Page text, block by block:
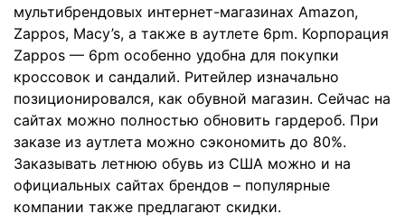
мультибрендовых интернет-магазинах Amazon,
Zappos, Macy’s, а также в аутлете 6pm. Корпорация
Zappos — 6pm особенно удобна для покупки
кроссовок и сандалий. Ритейлер изначально
позиционировался, как обувной магазин. Сейчас на
сайтах можно полностью обновить гардероб. При
заказе из аутлета можно сэкономить до 80%.
Заказывать летнюю обувь из США можно и на
официальных сайтах брендов – популярные
компании также предлагают скидки.